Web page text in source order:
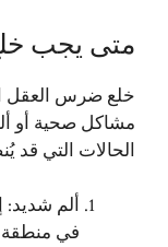
متى يجب
خلع ضرس العقل
مشاكل صحية أو
الحالات التي قد
ألم شديد:
في منطقة